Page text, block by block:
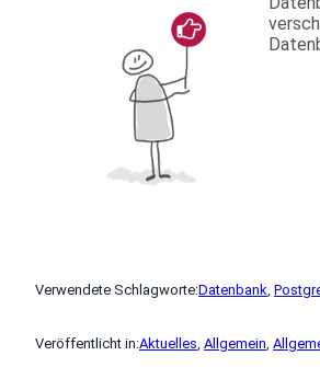
Verwendete Schlagworte:Datenbank,
Veröffentlicht in:Aktuelles, Allgemein,